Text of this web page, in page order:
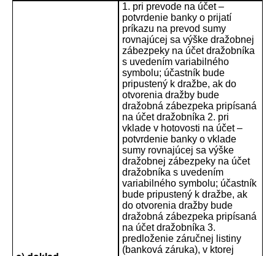
1. pri prevode na účet –
potvrdenie banky o prijatí
príkazu na prevod sumy
rovnajúcej sa výške dražobnej
zábezpeky na účet dražobníka
s uvedením variabilného
symbolu; účastník bude
pripustený k dražbe, ak do
otvorenia dražby bude
dražobná zábezpeka pripísaná
na účet dražobníka 2. pri
vklade v hotovosti na účet –
potvrdenie banky o vklade
sumy rovnajúcej sa výške
dražobnej zábezpeky na účet
dražobníka s uvedením
variabilného symbolu; účastník
bude pripustený k dražbe, ak
do otvorenia dražby bude
dražobná zábezpeka pripísaná
na účet dražobníka 3.
predloženie záručnej listiny
(banková záruka), v ktorej